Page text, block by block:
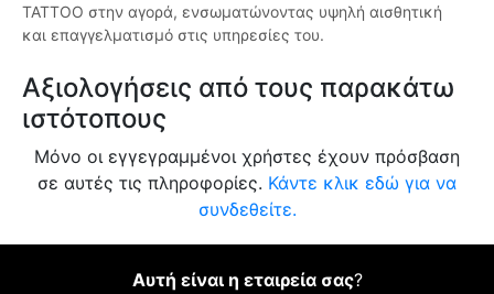
TATTOO στην αγορά, ενσωματώνοντας υψηλή αισθητική
και επαγγελματισμό στις υπηρεσίες του.
Αξιολογήσεις από τους παρακάτω
ιστότοπους
Μόνο οι εγγεγραμμένοι χρήστες έχουν πρόσβαση
σε αυτές τις πληροφορίες. Κάντε κλικ εδώ για να
συνδεθείτε.
Αυτή είναι η εταιρεία σας?